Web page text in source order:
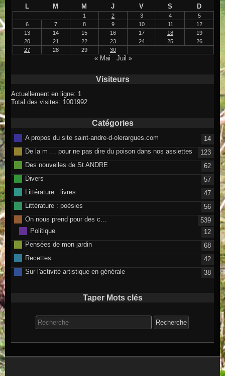
L
M M J V S D
1 2 3 4
5
6
7 8 9 10 11
12
13
14 15 16 17 18
19
20
21 22 23 24 25
26
27
28 29 30
« Mai Juil »
Visiteurs
Actuellement en ligne: 1
Total des visites: 1001992
Catégories
A propos du site saint-andre-d-olerargues.com
14
De la m … pour ne pas dire du poison dans nos assiettes
123
Des nouvelles de St ANDRE
62
Divers
57
Littérature : livres
47
Littérature : poésies
56
On nous prend pour des c…
539
Politique
12
Pensées de mon jardin
68
Recettes
42
Sur l'activité artistique en générale
38
Taper Mots clés
Search for: